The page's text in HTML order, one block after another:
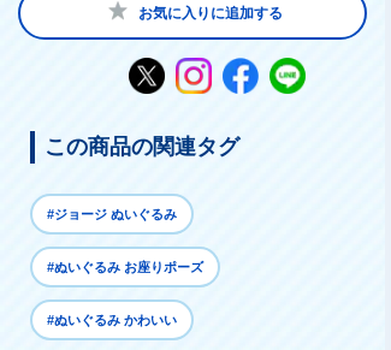
お気に入りに追加する
この商品の関連タグ
#ジョージ ぬいぐるみ
#ぬいぐるみ お座りポーズ
#ぬいぐるみ かわいい